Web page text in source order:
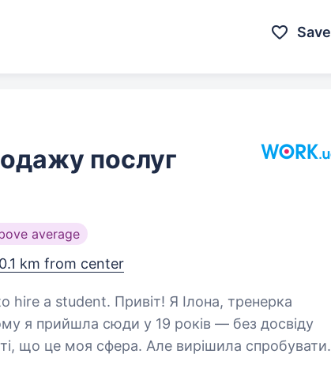
Save
послуг
average
0.1 km from center
Я Ілона, тренерка
я прийшла сюди у 19 років — без досвіду
що це моя сфера. Але вирішила спробувати.